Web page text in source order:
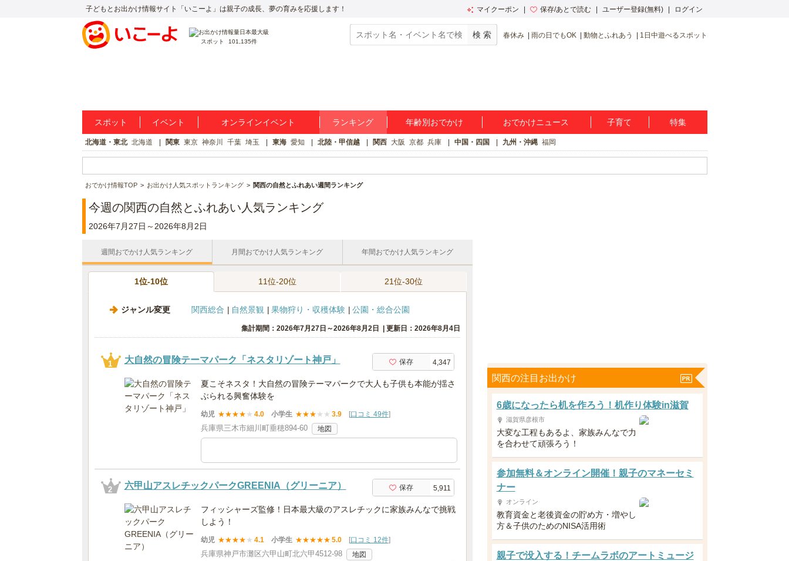
子どもとお出かけ情報サイト「いこーよ」は親子の成長、夢の育みを応援します！ マイクーポン 保存/あとで読む ユーザー登録(無料) ログイン
スポット 101,135件
春休み 雨の日でもOK 動物とふれあう 1日中遊べるスポット
スポット イベント オンラインイベント ランキング 年齢別おでかけ おでかけニュース 子育て 特集
北海道・東北 北海道 関東 東京 神奈川 千葉 埼玉 東海 愛知 北陸・甲信越 関西 大阪 京都 兵庫 中国・四国 九州・沖縄 福岡
おでかけ情報TOP お出かけ人気スポットランキング 関西の自然とふれあい週間ランキング
今週の関西の自然とふれあい人気ランキング
2026年7月27日～2026年8月2日
週間おでかけ人気ランキング 月間おでかけ人気ランキング 年間おでかけ人気ランキング
1位-10位 11位-20位 21位-30位
ジャンル変更 関西総合 自然景観 果物狩り・収穫体験 公園・総合公園
集計期間：2026年7月27日～2026年8月2日 更新日：2026年8月4日
1 大自然の冒険テーマパーク「ネスタリゾート神戸」 保存 4,347
夏こそネスタ！大自然の冒険テーマパークで大人も子供も本能が揺さ
ぶられる興奮体験を
幼児 ★★★★ ★ 4.0 小学生 ★★★ ★ ★ 3.9 [口コミ 49件]
兵庫県三木市細川町垂穂894-60 地図
2 六甲山アスレチックパークGREENIA（グリーニア） 保存 5,911
フィッシャーズ監修！日本最大級のアスレチックに家族みんなで挑戦
しよう！
幼児 ★★★★ ★ 4.1 小学生 ★★★★★ 5.0 [口コミ 12件]
兵庫県神戸市灘区六甲山町北六甲4512-98 地図
関西の注目お出かけ
6歳になったら机を作ろう！机作り体験in滋賀
滋賀県彦根市
大変な工程もあるよ、家族みんなで力
を合わせて頑張ろう！
参加無料＆オンライン開催！親子のマネーセミ
ナー
オンライン
教育資金と老後資金の貯め方・増やし
方＆子供のためのNISA活用術
親子で没入する！チームラボのアートミュージ